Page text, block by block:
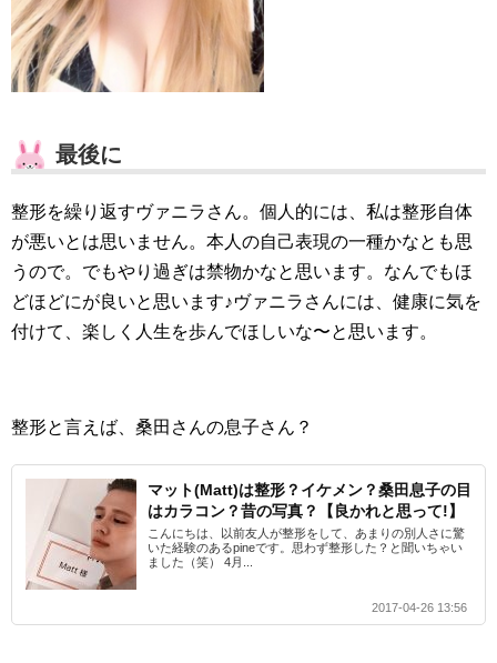
最後に
整形を繰り返すヴァニラさん。個人的には、私は整形自体
が悪いとは思いません。本人の自己表現の一種かなとも思
うので。でもやり過ぎは禁物かなと思います。なんでもほ
どほどにが良いと思います♪ヴァニラさんには、健康に気を
付けて、楽しく人生を歩んでほしいな〜と思います。
整形と言えば、桑田さんの息子さん？
マット(Matt)は整形？イケメン？桑田息子の目
はカラコン？昔の写真？【良かれと思って!】
こんにちは、以前友人が整形をして、あまりの別人さに驚
いた経験のあるpineです。思わず整形した？と聞いちゃい
ました（笑） 4月...
2017-04-26 13:56